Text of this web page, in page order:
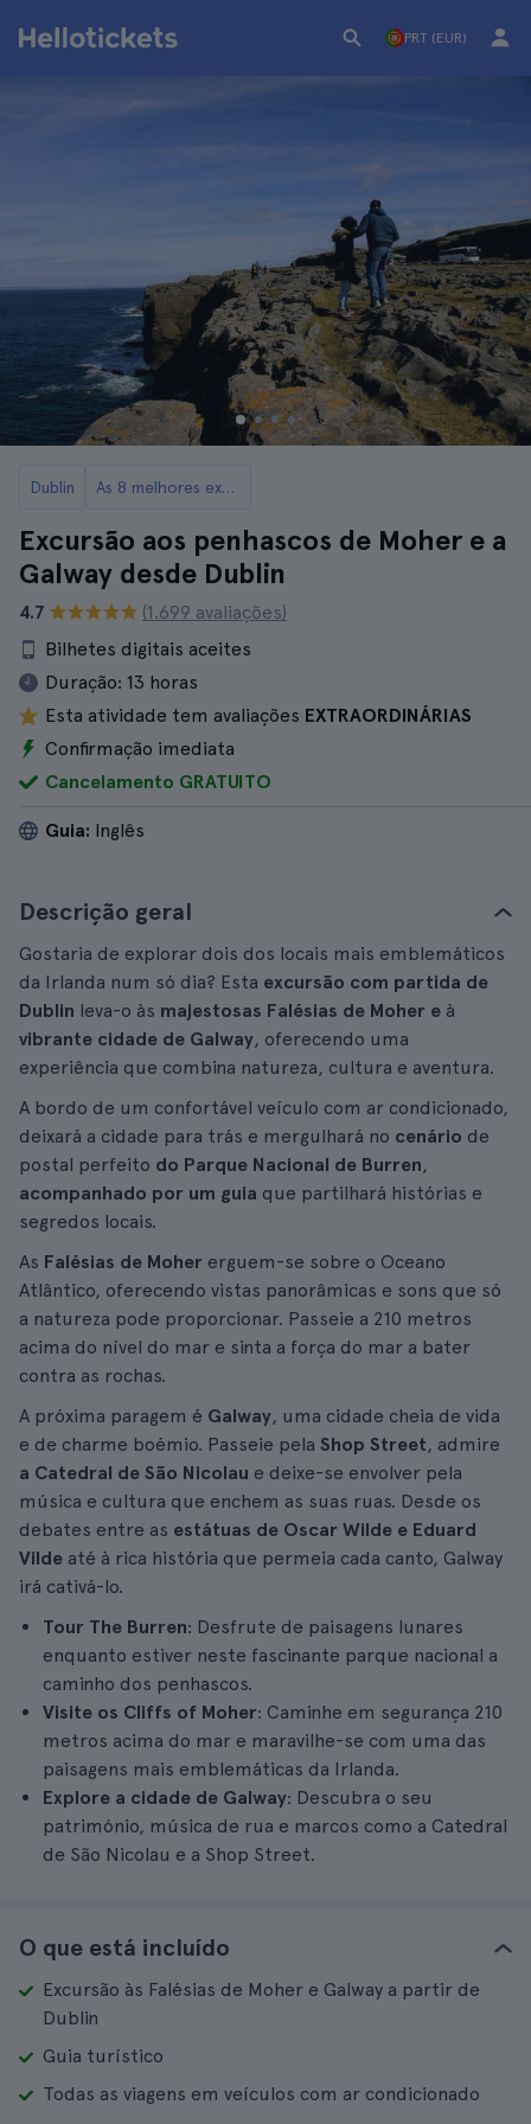
PRT (EUR)
Dublin As 8 melhores excursões para os Penhascos de Moher saindo de Dublin
Excursão aos penhascos de Moher e a
Galway desde Dublin
4.7
(1.699 avaliações)
Bilhetes digitais aceites
Duração: 13 horas
Esta atividade tem avaliações EXTRAORDINÁRIAS
Confirmação imediata
Cancelamento GRATUITO
Guia: Inglês
Descrição geral
Gostaria de explorar dois dos locais mais emblemáticos
da Irlanda num só dia? Esta excursão com partida de
Dublin leva-o às majestosas Falésias de Moher e à
vibrante cidade de Galway, oferecendo uma
experiência que combina natureza, cultura e aventura.
A bordo de um confortável veículo com ar condicionado,
deixará a cidade para trás e mergulhará no cenário de
postal perfeito do Parque Nacional de Burren,
acompanhado por um guia que partilhará histórias e
segredos locais.
As Falésias de Moher erguem-se sobre o Oceano
Atlântico, oferecendo vistas panorâmicas e sons que só
a natureza pode proporcionar. Passeie a 210 metros
acima do nível do mar e sinta a força do mar a bater
contra as rochas.
A próxima paragem é Galway, uma cidade cheia de vida
e de charme boémio. Passeie pela Shop Street, admire
a Catedral de São Nicolau e deixe-se envolver pela
música e cultura que enchem as suas ruas. Desde os
debates entre as estátuas de Oscar Wilde e Eduard
Vilde até à rica história que permeia cada canto, Galway
irá cativá-lo.
Tour The Burren: Desfrute de paisagens lunares
enquanto estiver neste fascinante parque nacional a
caminho dos penhascos.
Visite os Cliffs of Moher: Caminhe em segurança 210
metros acima do mar e maravilhe-se com uma das
paisagens mais emblemáticas da Irlanda.
Explore a cidade de Galway: Descubra o seu
património, música de rua e marcos como a Catedral
de São Nicolau e a Shop Street.
O que está incluído
Excursão às Falésias de Moher e Galway a partir de
Dublin
Guia turístico
Todas as viagens em veículos com ar condicionado